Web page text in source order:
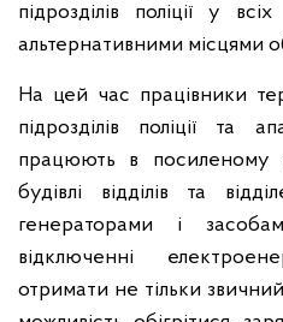
підрозділів поліції у
альтернативними місцями
На цей час працівники
підрозділів поліції та
працюють в посиленому
будівлі відділів та
генераторами і
відключенні
отримати не тільки